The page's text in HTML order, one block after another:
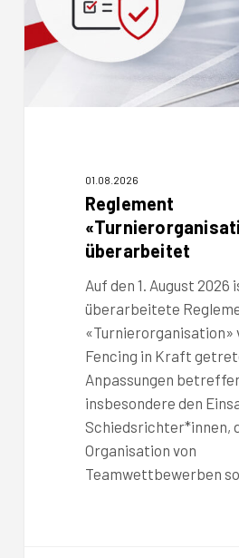
01.08.2026
Reglement
überarbeitet
Auf den 1. August 2026
überarbeitete
«Turnierorganisation»
Fencing in Kraft
Anpassungen
insbesondere den
Schiedsrichter*innen,
Organisation von
Teamwettbewerben